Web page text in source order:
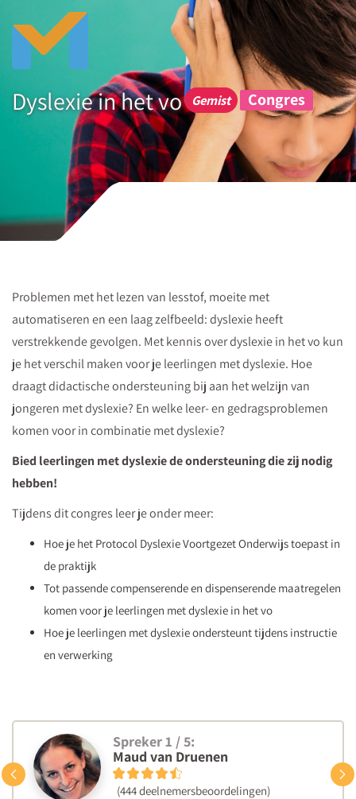
gratis
ondersteuningsniveau.
Dyslexie in het vo Gemist Congres
Problemen met het lezen van lesstof, moeite met
automatiseren en een laag zelfbeeld: dyslexie heeft
verstrekkende gevolgen. Met kennis over dyslexie in het vo kun
je het verschil maken voor je leerlingen met dyslexie. Hoe
draagt didactische ondersteuning bij aan het welzijn van
jongeren met dyslexie? En welke leer- en gedragsproblemen
komen voor in combinatie met dyslexie?
Bied leerlingen met dyslexie de ondersteuning die zij nodig
hebben!
Tijdens dit congres leer je onder meer:
Hoe je het Protocol Dyslexie Voortgezet Onderwijs toepast in
de praktijk
Tot passende compenserende en dispenserende maatregelen
komen voor je leerlingen met dyslexie in het vo
Hoe je leerlingen met dyslexie ondersteunt tijdens instructie
en verwerking
Spreker 1 / 5:
Maud van Druenen
(444 deelnemersbeoordelingen)
Vorige